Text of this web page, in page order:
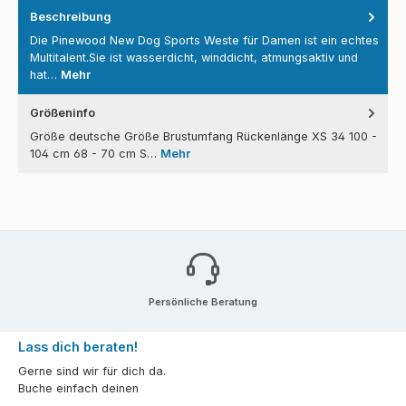
Beschreibung
Die Pinewood New Dog Sports Weste für Damen ist ein echtes
Multitalent.Sie ist wasserdicht, winddicht, atmungsaktiv und
hat… Mehr
Größeninfo
Größe deutsche Größe Brustumfang Rückenlänge XS 34 100 -
104 cm 68 - 70 cm S… Mehr
Persönliche Beratung
Lass dich beraten!
Gerne sind wir für dich da.
Buche einfach deinen